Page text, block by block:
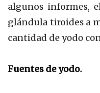
algunos informes,
glándula tiroides a
cantidad de yodo
Fuentes de yodo.